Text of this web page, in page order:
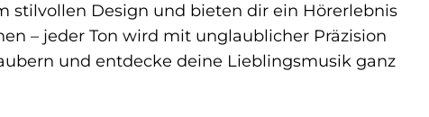
stilvollen Design und bieten dir ein Hörerlebnis
– jeder Ton wird mit unglaublicher Präzision
und entdecke deine Lieblingsmusik ganz